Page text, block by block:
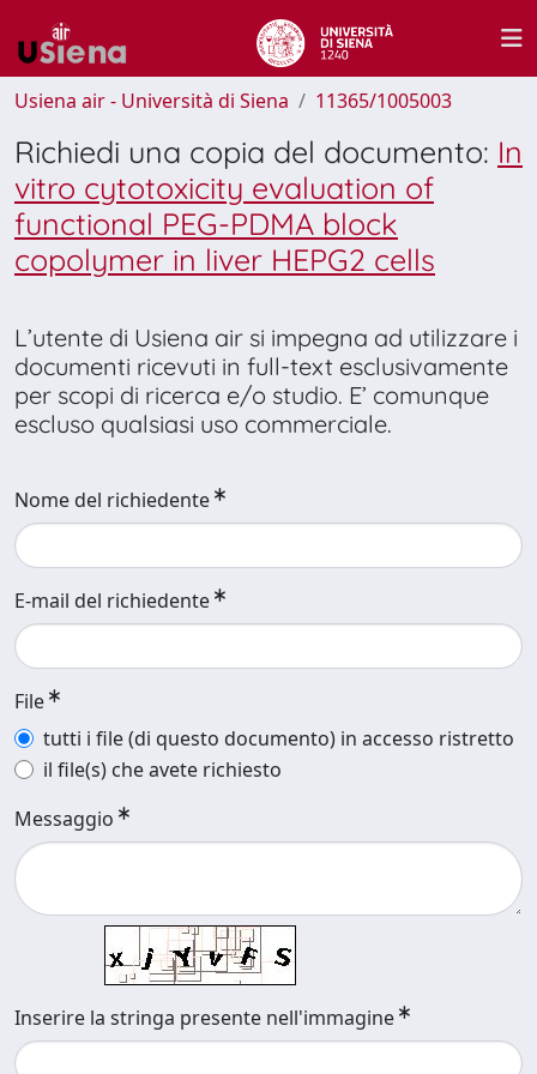
Usiena air - Università di Siena 11365/1005003
Richiedi una copia del documento: In
vitro cytotoxicity evaluation of
functional PEG-PDMA block
copolymer in liver HEPG2 cells
L’utente di Usiena air si impegna ad utilizzare i
documenti ricevuti in full-text esclusivamente
per scopi di ricerca e/o studio. E’ comunque
escluso qualsiasi uso commerciale.
Nome del richiedente
E-mail del richiedente
File
tutti i file (di questo documento) in accesso ristretto
il file(s) che avete richiesto
Messaggio
Inserire la stringa presente nell'immagine